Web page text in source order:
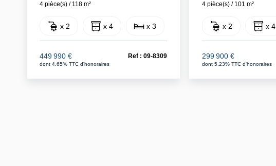
4 pièce(s) / 118 m²
x 2 x 4 x 3
449 990 €
dont 4.65% TTC d'honoraires
Ref : 09-8309
4 pièce(s) / 101 m²
x 2 x 4
299 900 €
dont 5.23% TTC d'honoraires